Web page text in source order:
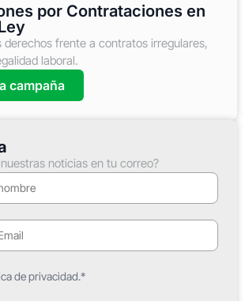
por Contrataciones en
derechos frente a contratos irregulares,
laboral.
campaña
noticias en tu correo?
de privacidad.*